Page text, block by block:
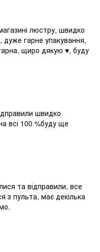
люстру, швидко
гарне упакування,
щиро дякую ♥️, буду
швидко
всі 100 %буду ще
та відправили, все
з пульта, має декілька